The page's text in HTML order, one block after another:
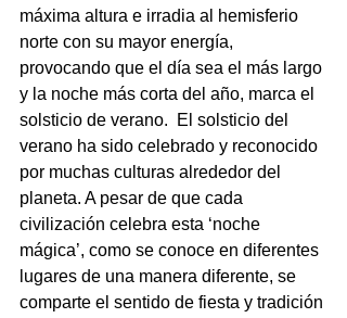
máxima altura e irradia al hemisferio
norte con su mayor energía,
provocando que el día sea el más largo
y la noche más corta del año, marca el
solsticio de verano.  El solsticio del
verano ha sido celebrado y reconocido
por muchas culturas alrededor del
planeta. A pesar de que cada
civilización celebra esta ‘noche
mágica’, como se conoce en diferentes
lugares de una manera diferente, se
comparte el sentido de fiesta y tradición